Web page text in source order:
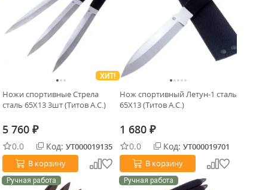
ХИТ!
Ножи спортивные Стрела
сталь 65Х13 3шт (Титов А.С.)
5 760 ₽
0.0 Код: УТ000019135
В корзину
Нож спортивный Летун-1 сталь
65Х13 (Титов А.С.)
1 680 ₽
0.0 Код: УТ000019701
В корзину
Ручная работа Ручная работа